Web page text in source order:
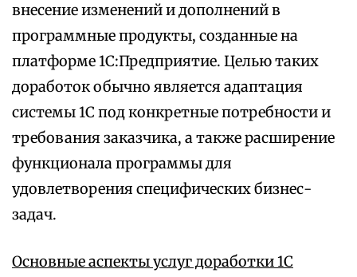
внесение изменений и дополнений в
программные продукты, созданные на
платформе 1С:Предприятие. Целью таких
доработок обычно является адаптация
системы 1С под конкретные потребности и
требования заказчика, а также расширение
функционала программы для
удовлетворения специфических бизнес-
задач.
Основные аспекты услуг доработки 1С